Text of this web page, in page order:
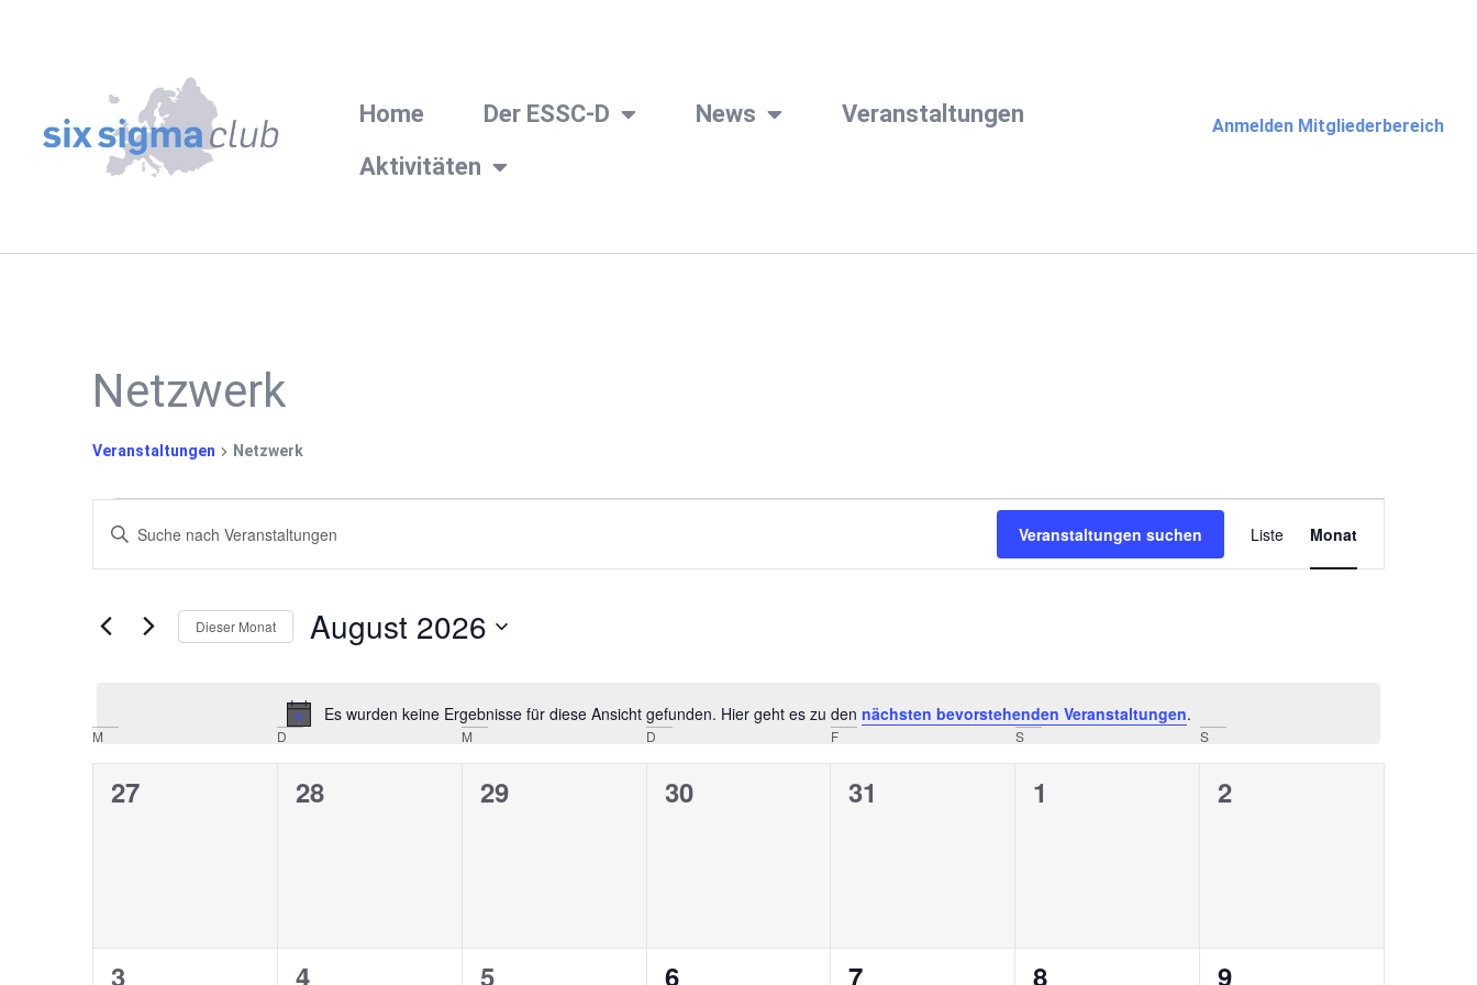
Home Der ESSC-D News
Veranstaltungen
Aktivitäten
Anmelden Mitgliederbereich
Netzwerk
Veranstaltungen Netzwerk
Hinweis
Es wurden keine Ergebnisse für diese Ansicht gefunden. Hier geht es zu den nächsten bevorstehenden Veranstaltungen.
Veranstaltungen
Suche
Ansichten,
Bitte
Schlüsselwort
Suche
Veranstaltungen
Schlüsselwort.
Veranstaltungen suchen
Ansichten-
Liste Monat
Dieser Monat August 2026
Kalender
von
M D M D F S S
0
27
0
28
0
29
0
30
0
31
0
1
0
2
0
3
0
4
0
5
0
6
0
7
0
8
0
9